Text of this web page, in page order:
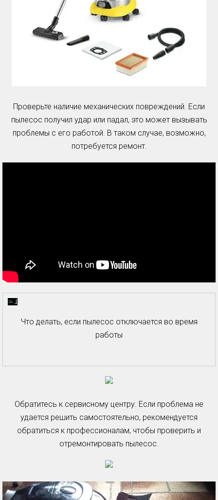
Проверьте наличие механических повреждений. Если
пылесос получил удар или падал, это может вызывать
проблемы с его работой. В таком случае, возможно,
потребуется ремонт.
Что делать, если пылесос отключается во время
работы
Обратитесь к сервисному центру. Если проблема не
удается решить самостоятельно, рекомендуется
обратиться к профессионалам, чтобы проверить и
отремонтировать пылесос.